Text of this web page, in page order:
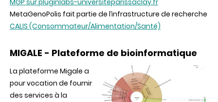
MGP sur pluginlabs-universiteparissaclay.fr
MetaGenoPolis fait partie de l’infrastructure de recherche
CALIS (Consommateur/Alimentation/Santé)
MIGALE - Plateforme de bioinformatique
La plateforme Migale a
pour vocation de fournir
des services à la